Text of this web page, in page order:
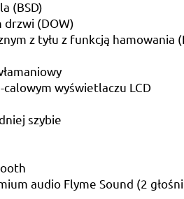
(BSD)
(DOW)
z tyłu z funkcją hamowania
wyświetlaczu LCD
szybie
audio Flyme Sound (2